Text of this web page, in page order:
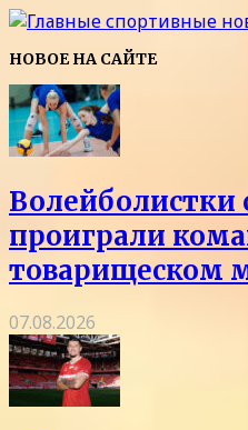
НОВОЕ НА САЙТЕ
Волейболистки
проиграли
товарищеском
07.08.2026